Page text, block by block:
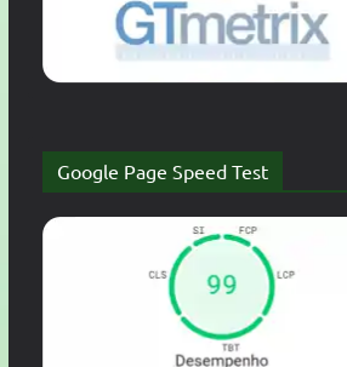
Google Page Speed Test